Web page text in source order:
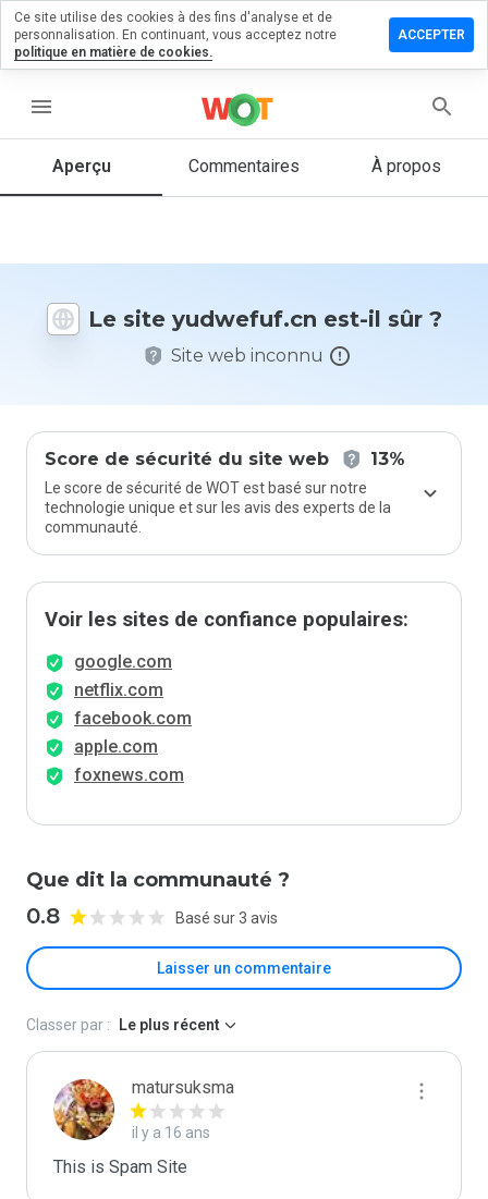
menu
Aperçu Commentaires À propos
Le site yudwefuf.cn est-il sûr ?
Site web inconnu
Score de sécurité du site web 13%
Le score de sécurité de WOT est basé sur notre
technologie unique et sur les avis des experts de la
communauté.
Voir les sites de confiance populaires:
google.com
netflix.com
facebook.com
apple.com
foxnews.com
Que dit la communauté ?
0.8 Basé sur 3 avis
Laisser un commentaire
un
1 et 5
vous à ce
site ?
Classer par : Le plus récent
matursuksma
il y a 16 ans
This is Spam Site
Ce site utilise des cookies à des fins d'analyse et de
personnalisation. En continuant, vous acceptez notre
politique en matière de cookies.
ACCEPTER